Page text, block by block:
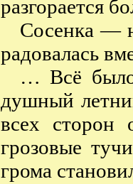
разгорается
Сосенка —
радовалась
… Всё
душный
всех сторон
грозовые
грома